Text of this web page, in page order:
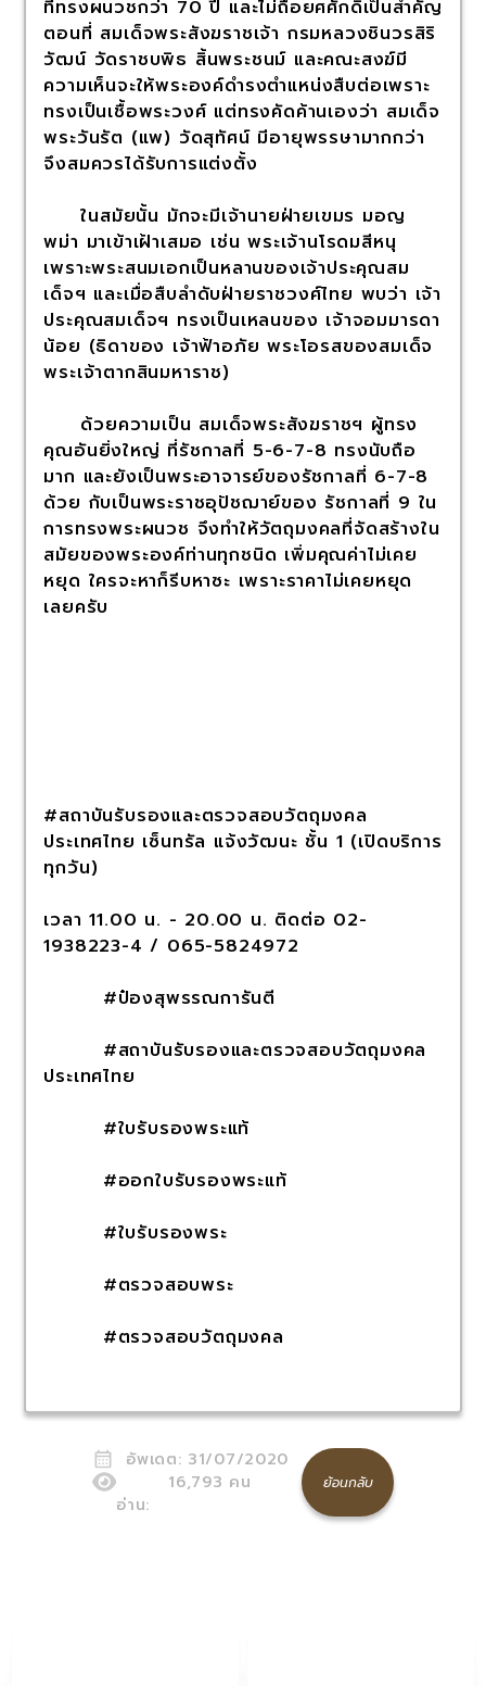
ที่ทรงผนวชกว่า 70 ปี และไม่ถือยศศักดิ์เป็นสำคัญ
ตอนที่ สมเด็จพระสังฆราชเจ้า กรมหลวงชินวรสิริ
วัฒน์ วัดราชบพิธ สิ้นพระชนม์ และคณะสงฆ์มี
ความเห็นจะให้พระองค์ดำรงตำแหน่งสืบต่อเพราะ
ทรงเป็นเชื้อพระวงศ์ แต่ทรงคัดค้านเองว่า สมเด็จ
พระวันรัต (แพ) วัดสุทัศน์ มีอายุพรรษามากกว่า
จึงสมควรได้รับการแต่งตั้ง
ในสมัยนั้น มักจะมีเจ้านายฝ่ายเขมร มอญ
พม่า มาเข้าเฝ้าเสมอ เช่น พระเจ้านโรดมสีหนุ
เพราะพระสนมเอกเป็นหลานของเจ้าประคุณสม
เด็จฯ และเมื่อสืบลำดับฝ่ายราชวงศ์ไทย พบว่า เจ้า
ประคุณสมเด็จฯ ทรงเป็นเหลนของ เจ้าจอมมารดา
น้อย (ธิดาของ เจ้าฟ้าอภัย พระโอรสของสมเด็จ
พระเจ้าตากสินมหาราช)
ด้วยความเป็น สมเด็จพระสังฆราชฯ ผู้ทรง
คุณอันยิ่งใหญ่ ที่รัชกาลที่ 5-6-7-8 ทรงนับถือ
มาก และยังเป็นพระอาจารย์ของรัชกาลที่ 6-7-8
ด้วย กับเป็นพระราชอุปัชฌาย์ของ รัชกาลที่ 9 ใน
การทรงพระผนวช จึงทำให้วัตถุมงคลที่จัดสร้างใน
สมัยของพระองค์ท่านทุกชนิด เพิ่มคุณค่าไม่เคย
หยุด ใครจะหาก็รีบหาซะ เพราะราคาไม่เคยหยุด
เลยครับ
#สถาบันรับรองและตรวจสอบวัตถุมงคล
ประเทศไทย เซ็นทรัล แจ้งวัฒนะ ชั้น 1 (เปิดบริการ
ทุกวัน)
เวลา 11.00 น. - 20.00 น. ติดต่อ 02-
1938223-4 / 065-5824972
#ป๋องสุพรรณการันตี
#สถาบันรับรองและตรวจสอบวัตถุมงคล
ประเทศไทย
#ใบรับรองพระแท้
#ออกใบรับรองพระแท้
#ใบรับรองพระ
#ตรวจสอบพระ
#ตรวจสอบวัตถุมงคล
อัพเดต: 31/07/2020
อ่าน:
16,793 คน ย้อนกลับ